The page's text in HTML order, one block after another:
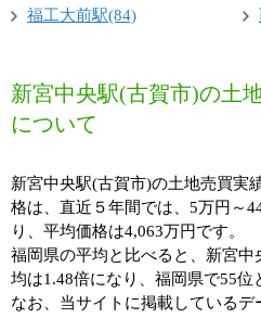
福工大前駅(84)
新宮中央駅(古賀市)の土
について
新宮中央駅(古賀市)の土地売買実
格は、直近５年間では、5万円～
り、平均価格は4,063万円です。
福岡県の平均と比べると、新宮
均は1.48倍になり、福岡県で55位
なお、当サイトに掲載している